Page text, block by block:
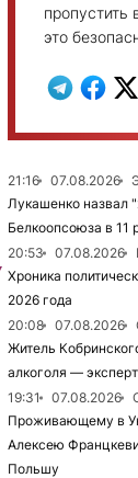
пропустить
это
21:16 07.08.2026
Лукашенко назвал
Белкоопсоюза в 11
20:53
07.08.2026
Хроника
2026 года
20:08
07.08.2026
Житель
алкоголя —
19:31
07.08.2026
Проживающему в
Алексею
Польшу